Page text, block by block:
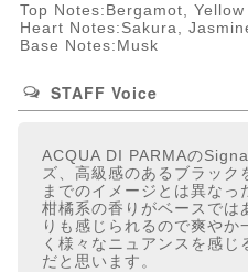
Top Notes:Bergamot,
Heart Notes:Sakura,
Base Notes:Musk
STAFF Voice
ACQUA DI PARMAの
ズ、高級感のあるブラック
までのイメージとは異なっ
柑橘系の香りがベースでは
りも感じられるので爽や
く様々なニュアンスを感じ
だと思います。